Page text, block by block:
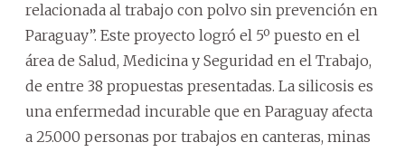
relacionada al trabajo con polvo sin prevención en
Paraguay”. Este proyecto logró el 5º puesto en el
área de Salud, Medicina y Seguridad en el Trabajo,
de entre 38 propuestas presentadas. La silicosis es
una enfermedad incurable que en Paraguay afecta
a 25.000 personas por trabajos en canteras, minas